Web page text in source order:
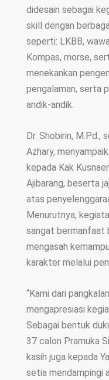
didesain sebagai
skill dengan
seperti: LKBB,
Kompas, morse,
menekankan
pengalaman, serta
andik-andik.
Dr. Shobirin, M.Pd.,
Azhary,
kepada Kak
Ajibarang, beserta
atas
Menurutnya,
sangat bermanfaat
mengasah
karakter melalui
“Kami dari
mengapresiasi
Sebagai bentuk
37 calon Pramuka
kasih juga kepada
setia mendampingi